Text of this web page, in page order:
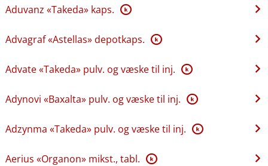
Aduvanz «Takeda» kaps. K
Advagraf «Astellas» depotkaps. K
Advate «Takeda» pulv. og væske til inj. K
Adynovi «Baxalta» pulv. og væske til inj. K
Adzynma «Takeda» pulv. og væske til inj. K
Aerius «Organon» mikst., tabl. K